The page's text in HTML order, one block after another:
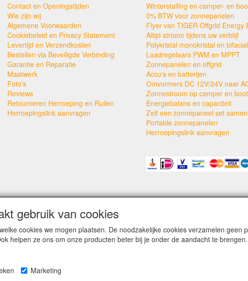
Contact en Openingstijden
Wie zijn wij
Algemene Voorwaarden
Cookiebeleid en Privacy Statement
Levertijd en Verzendkosten
Bestellen via Beveiligde Verbinding
Garantie en Reparatie
Maatwerk
Foto's
Reviews
Retourneren Herroeping en Ruilen
Herroepingslink aanvragen
Winterstalling en camper- en
0% BTW voor zonnepanelen
Flyer van TIGER Offgrid Energy
Altijd stroom tijdens uw verblijf
Polykristal monokristal en bifacial
Laadregelaars PWM en MPPT
Zonnepanelen en offgrid
Accu's en batterijen
Omvormers DC 12V/24V naar
Zonnestroom op camper en boot
Energiebalans en capaciteit
Zelf een zonnepaneel set
Portable zonnepanelen
Herroepingslink aanvragen
kleinezonnepanelen.nl | TIGER Offgrid Energy B.V. ©2012-©2026
gebruik van cookies
cookies we mogen plaatsen. De noodzakelijke cookies verzamelen
helpen ze ons om onze producten beter bij je onder de aandacht te
Marketing